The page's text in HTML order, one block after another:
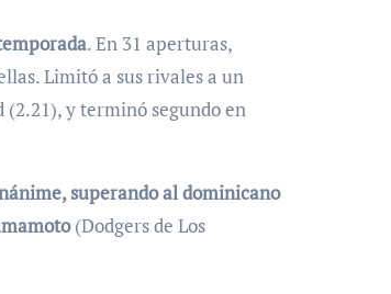
. En 31 aperturas,
Limitó a sus rivales a un
y terminó segundo en
superando al dominicano
(Dodgers de Los